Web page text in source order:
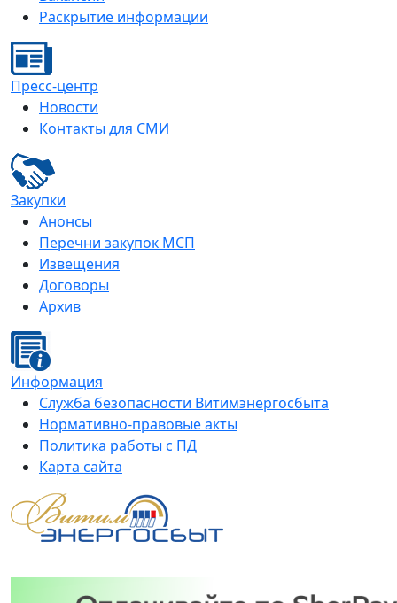
Раскрытие информации
Пресс-центр
Новости
Контакты для СМИ
Закупки
Анонсы
Перечни закупок МСП
Извещения
Договоры
Архив
Информация
Служба безопасности Витимэнергосбыта
Нормативно-правовые акты
Политика работы с ПД
Карта сайта